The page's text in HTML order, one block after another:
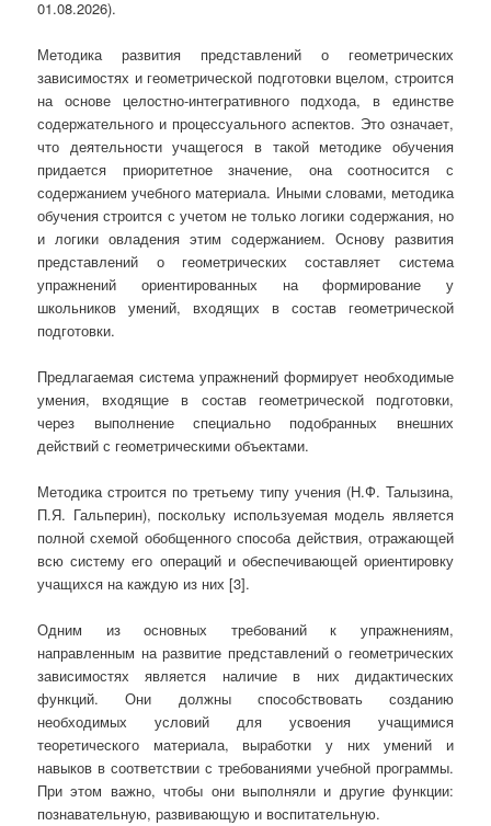
01.08.2026).
Методика развития представлений о геометрических
зависимостях и геометрической подготовки вцелом, строится
на основе целостно-интегративного подхода, в единстве
содержательного и процессуального аспектов. Это означает,
что деятельности учащегося в такой методике обучения
придается приоритетное значение, она соотносится с
содержанием учебного материала. Иными словами, методика
обучения строится с учетом не только логики содержания, но
и логики овладения этим содержанием. Основу развития
представлений о геометрических составляет система
упражнений ориентированных на формирование у
школьников умений, входящих в состав геометрической
подготовки.
Предлагаемая система упражнений формирует необходимые
умения, входящие в состав геометрической подготовки,
через выполнение специально подобранных внешних
действий с геометрическими объектами.
Методика строится по третьему типу учения (Н.Ф. Талызина,
П.Я. Гальперин), поскольку используемая модель является
полной схемой обобщенного способа действия, отражающей
всю систему его операций и обеспечивающей ориентировку
учащихся на каждую из них [3].
Одним из основных требований к упражнениям,
направленным на развитие представлений о геометрических
зависимостях является наличие в них дидактических
функций. Они должны способствовать созданию
необходимых условий для усвоения учащимися
теоретического материала, выработки у них умений и
навыков в соответствии с требованиями учебной программы.
При этом важно, чтобы они выполняли и другие функции:
познавательную, развивающую и воспитательную.